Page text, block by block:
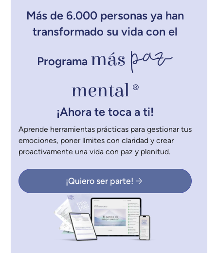
Más de 6.000 personas ya han
transformado su vida con el
Programa más paz
mental ®
¡Ahora te toca a ti!
Aprende herramientas prácticas para gestionar tus
emociones, poner límites con claridad y crear
proactivamente una vida con paz y plenitud.
¡Quiero ser parte!